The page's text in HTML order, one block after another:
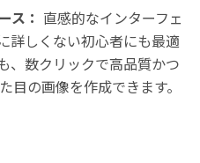
ス： 直感的なインターフェ
詳しくない初心者にも最適
、数クリックで高品質かつ
目の画像を作成できます。